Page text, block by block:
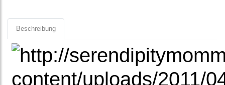
Beschreibung